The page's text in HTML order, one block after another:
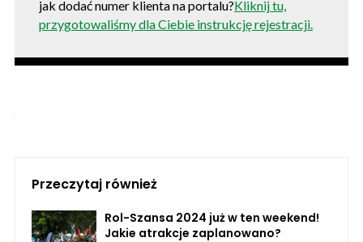
jak dodać numer klienta na portalu?Kliknij tu,
przygotowaliśmy dla Ciebie instrukcję rejestracji.
Przeczytaj również
Rol-Szansa 2024 już w ten weekend!
Jakie atrakcje zaplanowano?